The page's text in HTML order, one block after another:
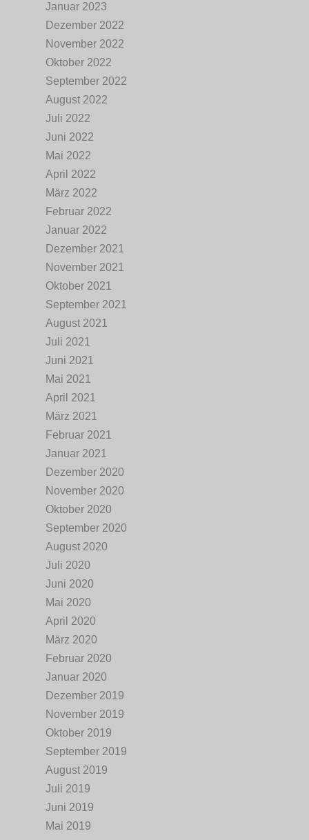
Januar 2023
Dezember 2022
November 2022
Oktober 2022
September 2022
August 2022
Juli 2022
Juni 2022
Mai 2022
April 2022
März 2022
Februar 2022
Januar 2022
Dezember 2021
November 2021
Oktober 2021
September 2021
August 2021
Juli 2021
Juni 2021
Mai 2021
April 2021
März 2021
Februar 2021
Januar 2021
Dezember 2020
November 2020
Oktober 2020
September 2020
August 2020
Juli 2020
Juni 2020
Mai 2020
April 2020
März 2020
Februar 2020
Januar 2020
Dezember 2019
November 2019
Oktober 2019
September 2019
August 2019
Juli 2019
Juni 2019
Mai 2019